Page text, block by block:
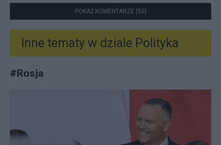
POKAŻ KOMENTARZE (50)
Inne tematy w dziale Polityka
#Rosja